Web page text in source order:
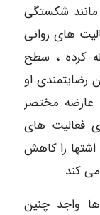
شکستگی
های روانی
کرده ، سطح
رضایتمندی او
مختصر
فعالیت های
اشتها را کاهش
کند .
واجد چنین